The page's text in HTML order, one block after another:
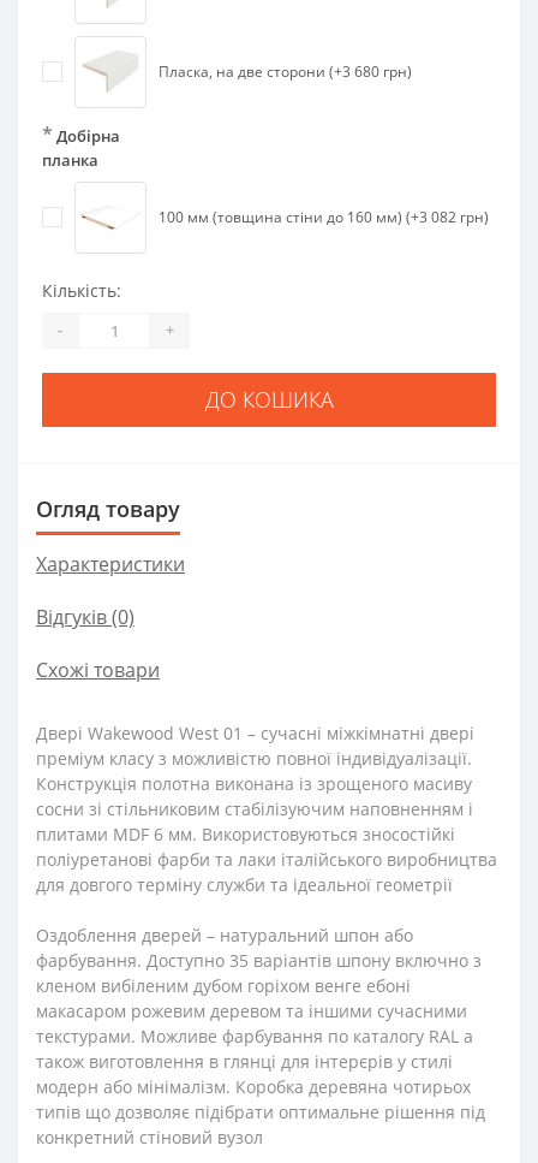
Пласка, на две сторони (+3 680 грн)
* Добірна
планка
100 мм (товщина стіни до 160 мм) (+3 082 грн)
Кількість:
- +
ДО КОШИКА
Огляд товару
Характеристики
Відгуків (0)
Схожі товари
Двері Wakewood West 01 – сучасні міжкімнатні двері
преміум класу з можливістю повної індивідуалізації.
Конструкція полотна виконана із зрощеного масиву
сосни зі стільниковим стабілізуючим наповненням і
плитами MDF 6 мм. Використовуються зносостійкі
поліуретанові фарби та лаки італійського виробництва
для довгого терміну служби та ідеальної геометрії
Оздоблення дверей – натуральний шпон або
фарбування. Доступно 35 варіантів шпону включно з
кленом вибіленим дубом горіхом венге ебоні
макасаром рожевим деревом та іншими сучасними
текстурами. Можливе фарбування по каталогу RAL а
також виготовлення в глянці для інтерєрів у стилі
модерн або мінімалізм. Коробка деревяна чотирьох
типів що дозволяє підібрати оптимальне рішення під
конкретний стіновий вузол